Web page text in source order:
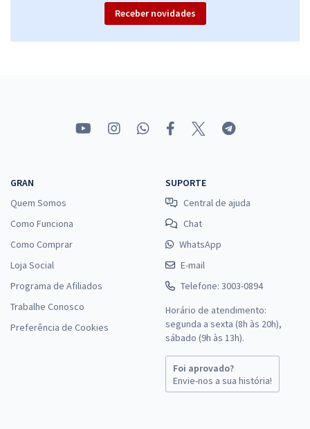
Receber novidades
GRAN
Quem Somos
Como Funciona
Como Comprar
Loja Social
Programa de Afiliados
Trabalhe Conosco
Preferência de Cookies
SUPORTE
Central de ajuda
Chat
WhatsApp
E-mail
Telefone: 3003-0894
Horário de atendimento:
segunda a sexta (8h às 20h),
sábado (9h às 13h).
Foi aprovado?
Envie-nos a sua história!